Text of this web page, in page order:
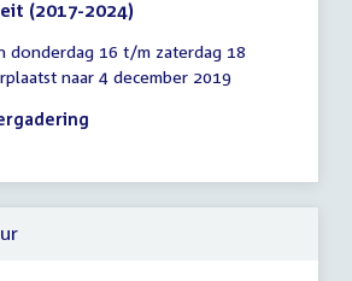
(2017-2024)
donderdag 16 t/m zaterdag 18
naar 4 december 2019